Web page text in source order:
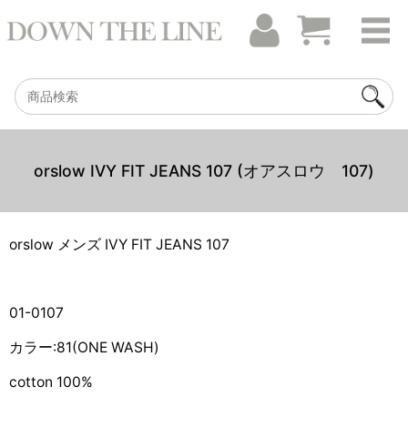
orslow IVY FIT JEANS 107 (オアスロウ 107)
orslow メンズ IVY FIT JEANS 107
01-0107
カラー:81(ONE WASH)
cotton 100%